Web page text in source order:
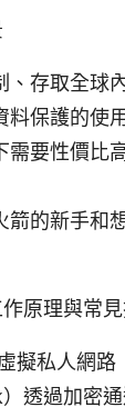
、存取全球
料保護的使
需要性價比
箭的新手和
原理與常
擬私人網路
透過加密